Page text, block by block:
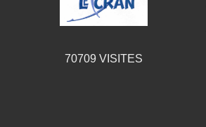
70709 VISITES